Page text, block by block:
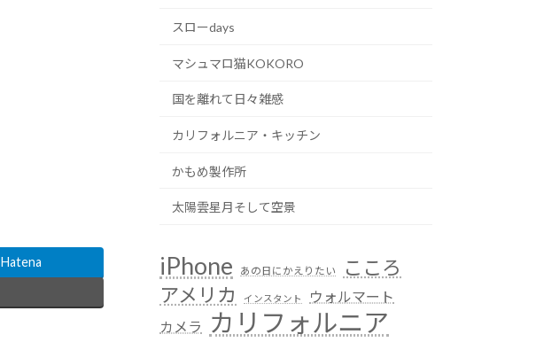
Hatena
スローdays
マシュマロ猫KOKORO
国を離れて日々雑感
カリフォルニア・キッチン
かもめ製作所
太陽雲星月そして空景
iPhone あの日にかえりたい
こころ
アメリカ
インスタント
ウォルマート
カメラ
カリフォルニア